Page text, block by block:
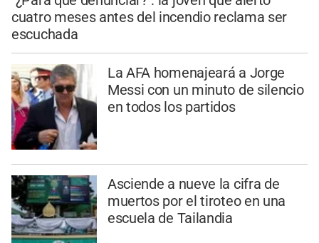
cuatro meses antes del incendio reclama ser
escuchada
La AFA homenajeará a Jorge
Messi con un minuto de silencio
en todos los partidos
Asciende a nueve la cifra de
muertos por el tiroteo en una
escuela de Tailandia